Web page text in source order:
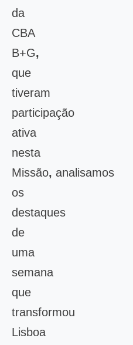
da
CBA
B+G,
que
tiveram
participação
ativa
nesta
Missão, analisamos
os
destaques
de
uma
semana
que
transformou
Lisboa